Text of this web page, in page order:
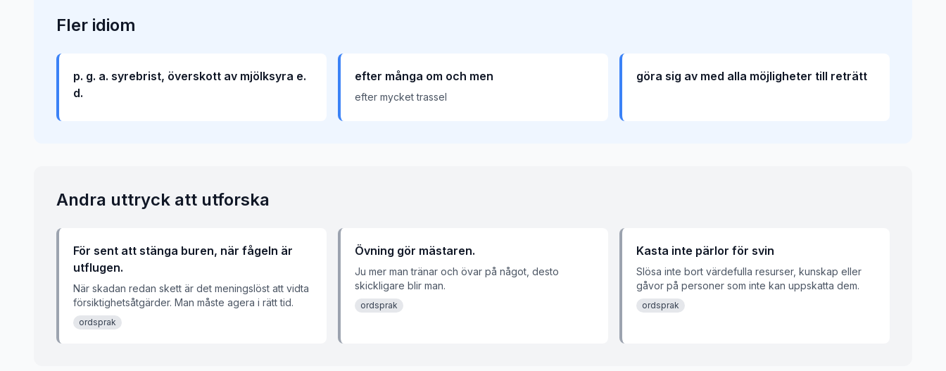
Fler idiom
p. g. a. syrebrist, överskott av mjölksyra e.
d.
efter många om och men
efter mycket trassel
göra sig av med alla möjligheter till reträtt
Andra uttryck att utforska
För sent att stänga buren, när fågeln är
utflugen.
När skadan redan skett är det meningslöst att vidta
försiktighetsåtgärder. Man måste agera i rätt tid.
ordsprak
Övning gör mästaren.
Ju mer man tränar och övar på något, desto
skickligare blir man.
ordsprak
Kasta inte pärlor för svin
Slösa inte bort värdefulla resurser, kunskap eller
gåvor på personer som inte kan uppskatta dem.
ordsprak